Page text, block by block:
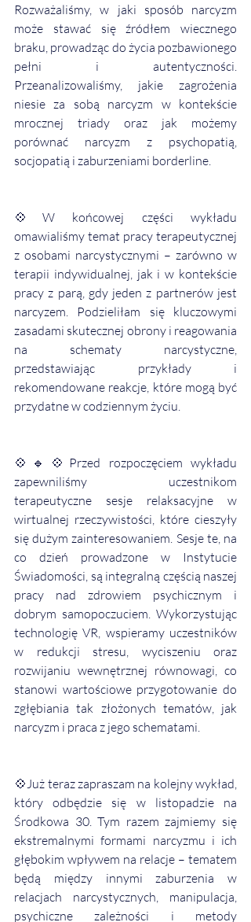
Rozważaliśmy, w jaki sposób narcyzm
może stawać się źródłem wiecznego
braku, prowadząc do życia pozbawionego
pełni i autentyczności.
Przeanalizowaliśmy, jakie zagrożenia
niesie za sobą narcyzm w kontekście
mrocznej triady oraz jak możemy
porównać narcyzm z psychopatią,
socjopatią i zaburzeniami borderline.
💠W końcowej części wykładu
omawialiśmy temat pracy terapeutycznej
z osobami narcystycznymi – zarówno w
terapii indywidualnej, jak i w kontekście
pracy z parą, gdy jeden z partnerów jest
narcyzem. Podzieliłam się kluczowymi
zasadami skutecznej obrony i reagowania
na schematy narcystyczne,
przedstawiając przykłady i
rekomendowane reakcje, które mogą być
przydatne w codziennym życiu.
💠🔹💠Przed rozpoczęciem wykładu
zapewniliśmy uczestnikom
terapeutyczne sesje relaksacyjne w
wirtualnej rzeczywistości, które cieszyły
się dużym zainteresowaniem. Sesje te, na
co dzień prowadzone w Instytucie
Świadomości, są integralną częścią naszej
pracy nad zdrowiem psychicznym i
dobrym samopoczuciem. Wykorzystując
technologię VR, wspieramy uczestników
w redukcji stresu, wyciszeniu oraz
rozwijaniu wewnętrznej równowagi, co
stanowi wartościowe przygotowanie do
zgłębiania tak złożonych tematów, jak
narcyzm i praca z jego schematami.
💠Już teraz zapraszam na kolejny wykład,
który odbędzie się w listopadzie na
Środkowa 30. Tym razem zajmiemy się
ekstremalnymi formami narcyzmu i ich
głębokim wpływem na relacje – tematem
będą między innymi zaburzenia w
relacjach narcystycznych, manipulacja,
psychiczne zależności i metody